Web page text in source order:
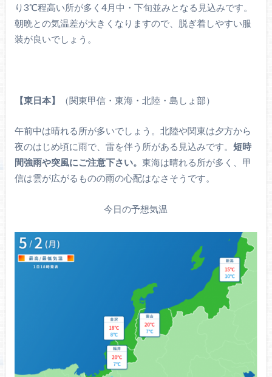
り3℃程高い所が多く4月中・下旬並みとなる見込みです。
朝晩との気温差が大きくなりますので、脱ぎ着しやすい服
装が良いでしょう。
【東日本】 （関東甲信・東海・北陸・島しょ部）
午前中は晴れる所が多いでしょう。北陸や関東は夕方から
夜のはじめ頃に雨で、雷を伴う所がある見込みです。 短時
間強雨や突風にご注意下さい。 東海は晴れる所が多く、甲
信は雲が広がるものの雨の心配はなさそうです。
今日の予想気温